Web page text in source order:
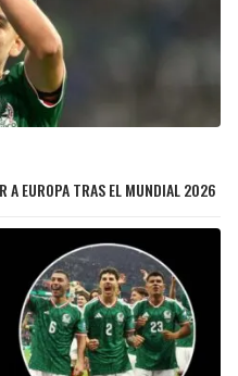
A EUROPA TRAS EL MUNDIAL 2026